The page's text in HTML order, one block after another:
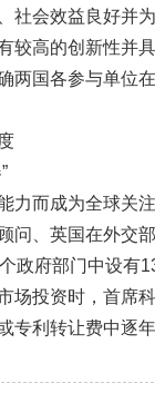
社会效益良好并
较高的创新性并
两国各参与单位
力而成为全球关
问、英国在外交
政府部门中设有
场投资时，首席
专利转让费中逐